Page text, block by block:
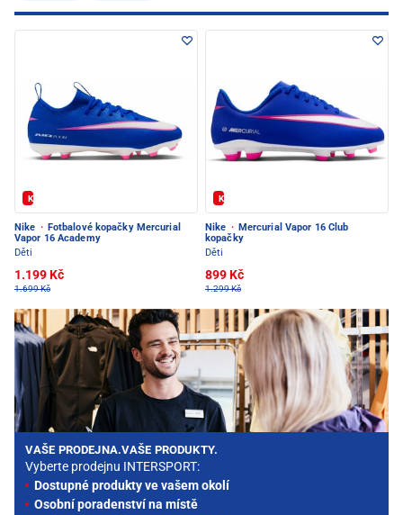
Kód: FOTBAL20
Nike · Fotbalové kopačky Mercurial
Vapor 16 Academy
Děti
1.199 Kč
1.699 Kč
Kód: FOTBAL20
Nike · Mercurial Vapor 16 Club
kopačky
Děti
899 Kč
1.299 Kč
VAŠE PRODEJNA.VAŠE PRODUKTY.
Vyberte prodejnu INTERSPORT:
Dostupné produkty ve vašem okolí
Osobní poradenství na místě